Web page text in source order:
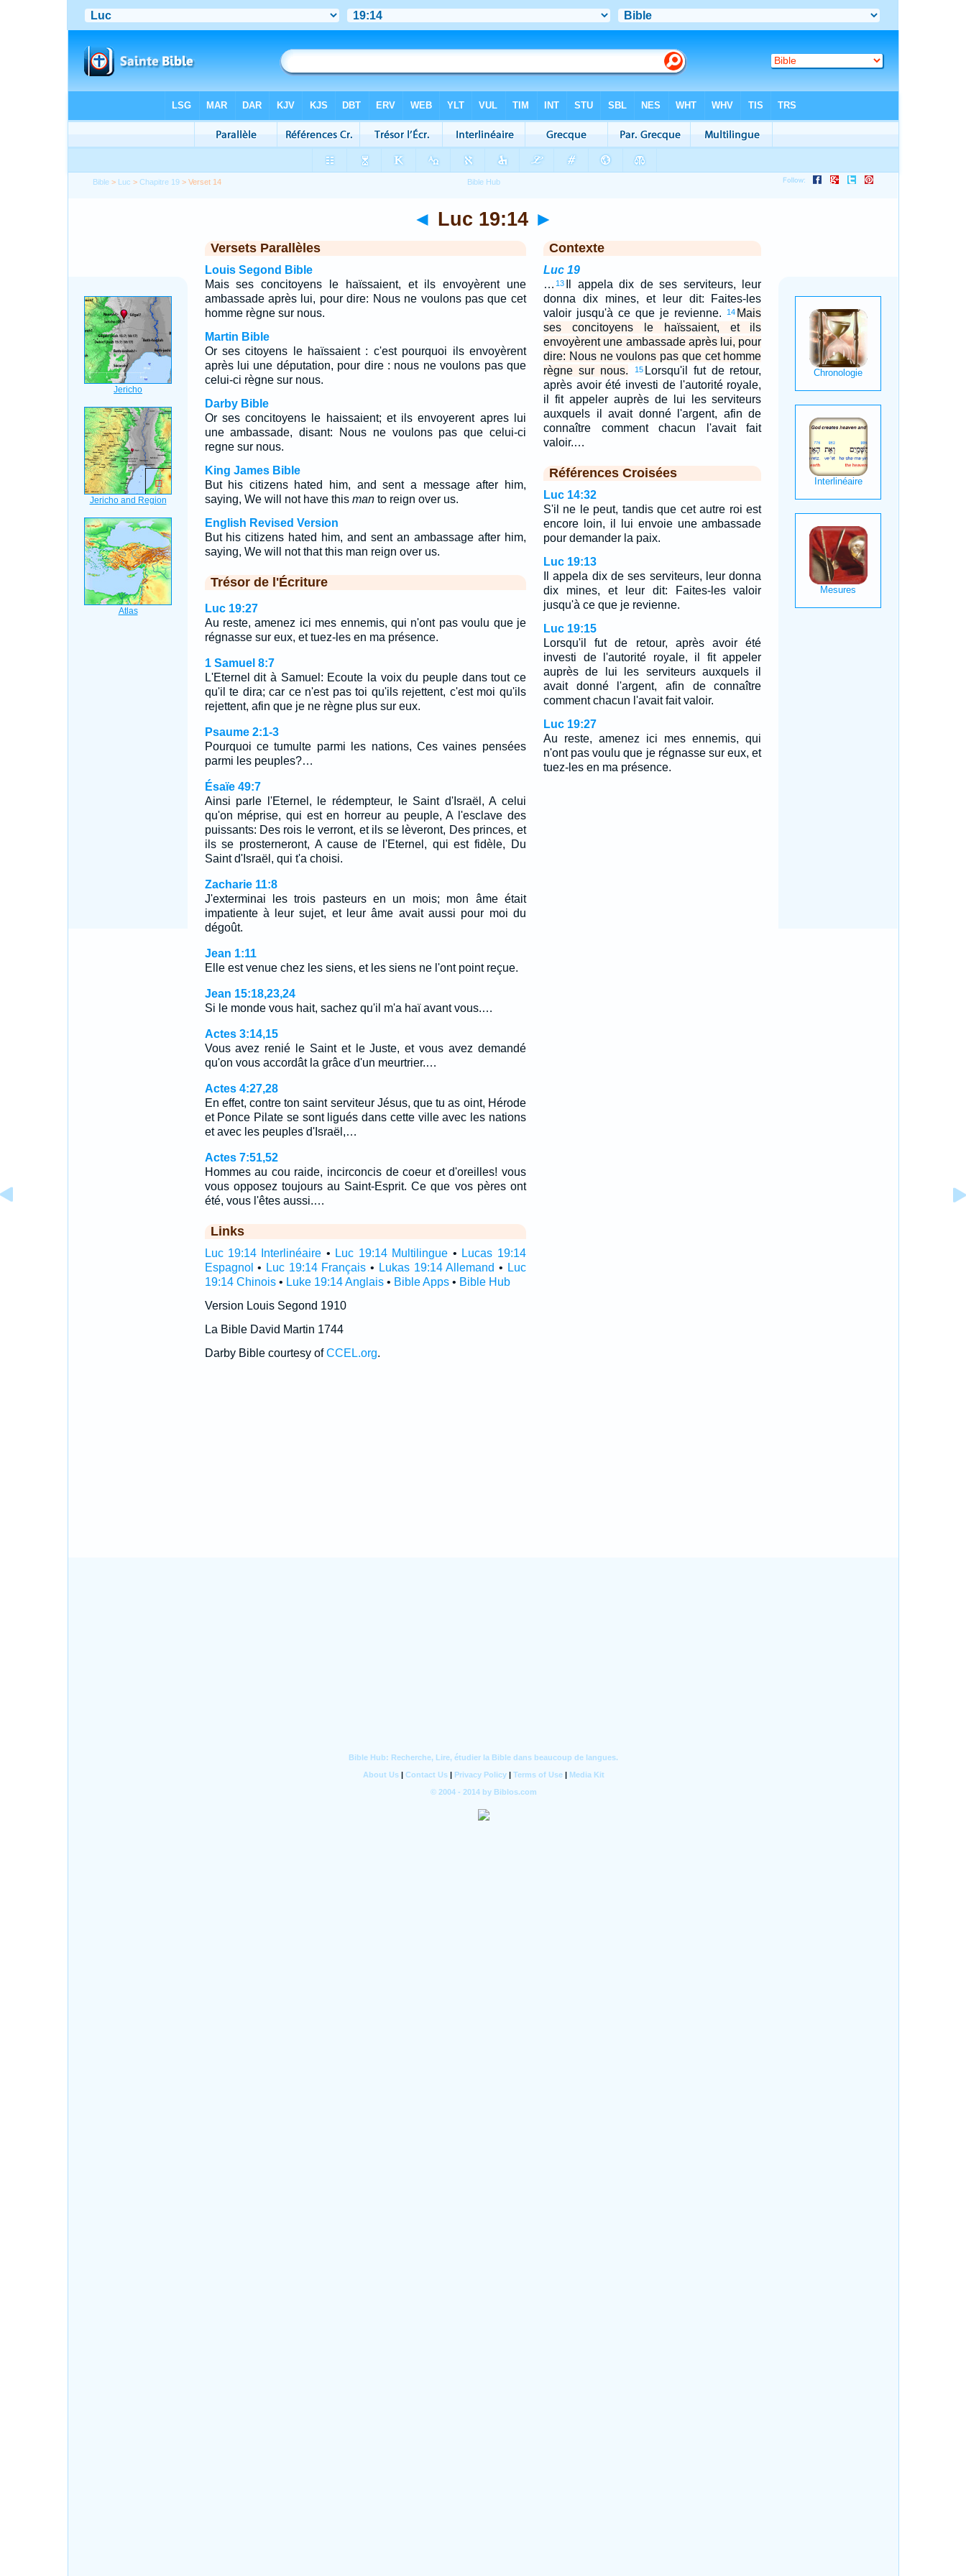
Bible > Luc >Chapitre 19 > Verset 14
◄ Luc 19:14 ►
Versets Parallèles
Louis Segond Bible
Mais ses concitoyens le haïssaient, et ils envoyèrent une
ambassade après lui, pour dire: Nous ne voulons pas que cet
homme règne sur nous.
Martin Bible
Or ses citoyens le haïssaient : c'est pourquoi ils envoyèrent
après lui une députation, pour dire : nous ne voulons pas que
celui-ci règne sur nous.
Darby Bible
Or ses concitoyens le haissaient; et ils envoyerent apres lui
une ambassade, disant: Nous ne voulons pas que celui-ci
regne sur nous.
King James Bible
But his citizens hated him, and sent a message after him,
saying, We will not have this manto reign over us.
English Revised Version
But his citizens hated him, and sent an ambassage after him,
saying, We will not that this man reign over us.
Trésor de l'Écriture
Luc 19:27
Au reste, amenez ici mes ennemis, qui n'ont pas voulu que je
régnasse sur eux, et tuez-les en ma présence.
1 Samuel 8:7
L'Eternel dit à Samuel: Ecoute la voix du peuple dans tout ce
qu'il te dira; car ce n'est pas toi qu'ils rejettent, c'est moi qu'ils
rejettent, afin que je ne règne plus sur eux.
Psaume 2:1-3
Pourquoi ce tumulte parmi les nations, Ces vaines pensées
parmi les peuples?…
Ésaïe 49:7
Ainsi parle l'Eternel, le rédempteur, le Saint d'Israël, A celui
qu'on méprise, qui est en horreur au peuple, A l'esclave des
puissants: Des rois le verront, et ils se lèveront, Des princes, et
ils se prosterneront, A cause de l'Eternel, qui est fidèle, Du
Saint d'Israël, qui t'a choisi.
Zacharie 11:8
J'exterminai les trois pasteurs en un mois; mon âme était
impatiente à leur sujet, et leur âme avait aussi pour moi du
dégoût.
Jean 1:11
Elle est venue chez les siens, et les siens ne l'ont point reçue.
Jean 15:18,23,24
Si le monde vous hait, sachez qu'il m'a haï avant vous.…
Actes 3:14,15
Vous avez renié le Saint et le Juste, et vous avez demandé
qu'on vous accordât la grâce d'un meurtrier.…
Actes 4:27,28
En effet, contre ton saint serviteur Jésus, que tu as oint, Hérode
et Ponce Pilate se sont ligués dans cette ville avec les nations
et avec les peuples d'Israël,…
Actes 7:51,52
Hommes au cou raide, incirconcis de coeur et d'oreilles! vous
vous opposez toujours au Saint-Esprit. Ce que vos pères ont
été, vous l'êtes aussi.…
Links
Luc 19:14 Interlinéaire • Luc 19:14 Multilingue • Lucas 19:14
Espagnol • Luc 19:14 Français • Lukas 19:14 Allemand • Luc
19:14 Chinois• Luke 19:14 Anglais• Bible Apps• Bible Hub
Version Louis Segond 1910
La Bible David Martin 1744
Darby Bible courtesy ofCCEL.org.
Contexte
Luc 19
… 13
Il appela dix de ses serviteurs, leur
donna dix mines, et leur dit: Faites-les
valoir jusqu'à ce que je revienne.
14 Mais
ses concitoyens le haïssaient, et ils
envoyèrent une ambassade après lui, pour
dire: Nous ne voulons pas que cet homme
règne sur nous.
15 Lorsqu'il fut de retour,
après avoir été investi de l'autorité royale,
il fit appeler auprès de lui les serviteurs
auxquels il avait donné l'argent, afin de
connaître comment chacun l'avait fait
valoir.…
Références Croisées
Luc 14:32
S'il ne le peut, tandis que cet autre roi est
encore loin, il lui envoie une ambassade
pour demander la paix.
Luc 19:13
Il appela dix de ses serviteurs, leur donna
dix mines, et leur dit: Faites-les valoir
jusqu'à ce que je revienne.
Luc 19:15
Lorsqu'il fut de retour, après avoir été
investi de l'autorité royale, il fit appeler
auprès de lui les serviteurs auxquels il
avait donné l'argent, afin de connaître
comment chacun l'avait fait valoir.
Luc 19:27
Au reste, amenez ici mes ennemis, qui
n'ont pas voulu que je régnasse sur eux, et
tuez-les en ma présence.